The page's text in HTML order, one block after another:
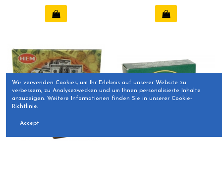
Wir verwenden Cookies, um Ihr Erlebnis auf unserer Website zu
verbessern, zu Analysezwecken und um Ihnen personalisierte Inhalte
anzuzeigen. Weitere Informationen finden Sie in unserer Cookie-
Richtlinie.
Accept